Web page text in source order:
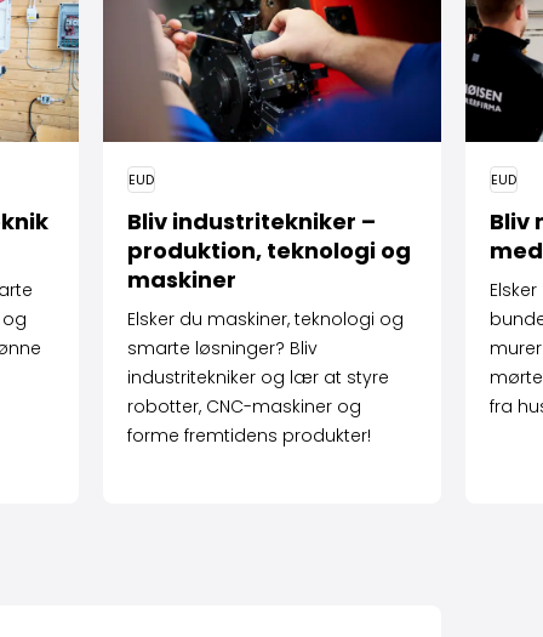
EUD
Bliv industri­tekniker –
produktion, teknologi og
maskiner
Elsker du maskiner, teknologi og
smarte løsninger? Bliv
industritekniker og lær at styre
robotter, CNC-maskiner og
forme fremtidens produkter!
EUD
Bliv
fra